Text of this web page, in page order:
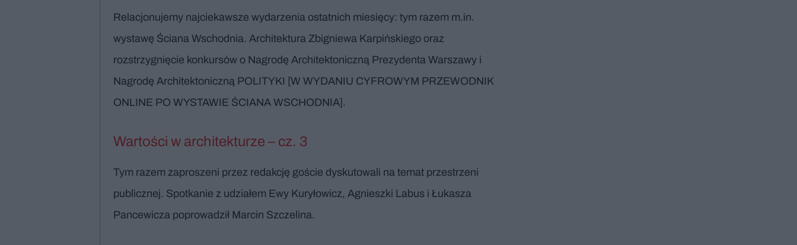
Relacjonujemy najciekawsze wydarzenia ostatnich miesięcy: tym razem m.in.
wystawę Ściana Wschodnia. Architektura Zbigniewa Karpińskiego oraz
rozstrzygnięcie konkursów o Nagrodę Architektoniczną Prezydenta Warszawy i
Nagrodę Architektoniczną POLITYKI [W WYDANIU CYFROWYM PRZEWODNIK
ONLINE PO WYSTAWIE ŚCIANA WSCHODNIA].
Wartości w architekturze – cz. 3
Tym razem zaproszeni przez redakcję goście dyskutowali na temat przestrzeni
publicznej. Spotkanie z udziałem Ewy Kuryłowicz, Agnieszki Labus i Łukasza
Pancewicza poprowadził Marcin Szczelina.